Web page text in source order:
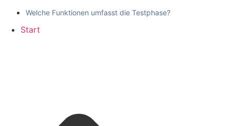
Welche Funktionen umfasst die Testphase?
Start